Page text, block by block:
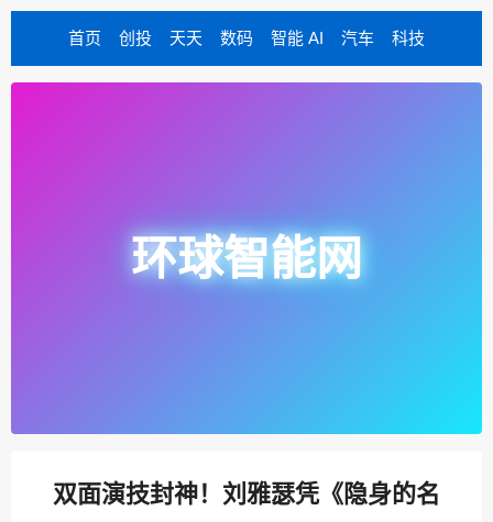
首页 创投 天天 数码 智能 AI 汽车 科技
环球智能网
双面演技封神！刘雅瑟凭《隐身的名